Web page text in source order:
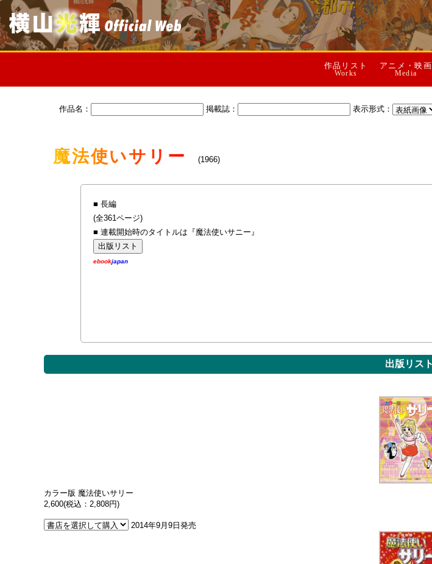
作品リスト
Works
アニメ・映画
Media
作品名： 掲載誌： 表示形式：
魔法使いサリー (1966)
■ 長編
(全361ページ)
■ 連載開始時のタイトルは『魔法使いサニー』
ebookjapan